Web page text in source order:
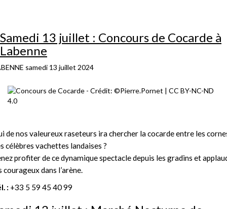
Samedi 13 juillet : Concours de Cocarde à
Labenne
samedi 13 juillet 2024
de nos valeureux raseteurs ira chercher la cocarde entre les
célèbres vachettes landaises ?
profiter de ce dynamique spectacle depuis les gradins et
courageux dans l’arène.
: +33 5 59 45 40 99